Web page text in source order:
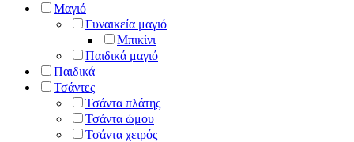
Μαγιό
Γυναικεία μαγιό
Μπικίνι
Παιδικά μαγιό
Παιδικά
Τσάντες
Τσάντα πλάτης
Τσάντα ώμου
Τσάντα χειρός